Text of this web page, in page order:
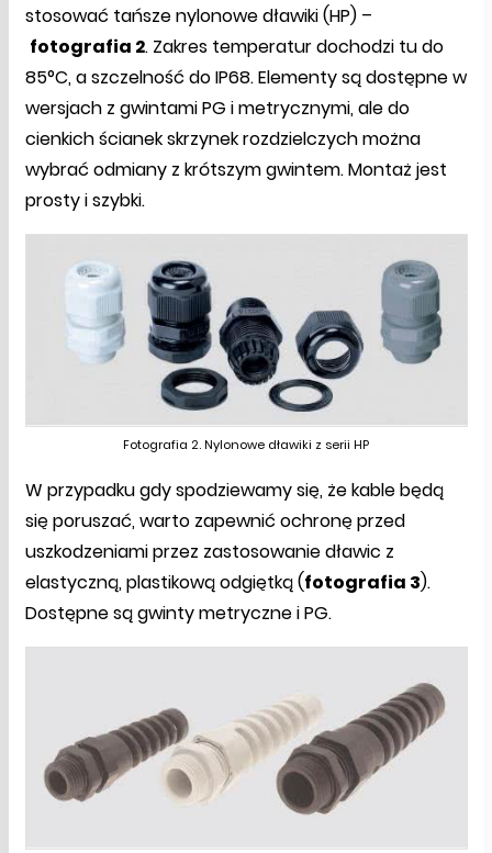
stosować tańsze nylonowe dławiki (HP) –
fotografia 2. Zakres temperatur dochodzi tu do
85°C, a szczelność do IP68. Elementy są dostępne w
wersjach z gwintami PG i metrycznymi, ale do
cienkich ścianek skrzynek rozdzielczych można
wybrać odmiany z krótszym gwintem. Montaż jest
prosty i szybki.
Fotografia 2. Nylonowe dławiki z serii HP
W przypadku gdy spodziewamy się, że kable będą
się poruszać, warto zapewnić ochronę przed
uszkodzeniami przez zastosowanie dławic z
elastyczną, plastikową odgiętką (fotografia 3).
Dostępne są gwinty metryczne i PG.